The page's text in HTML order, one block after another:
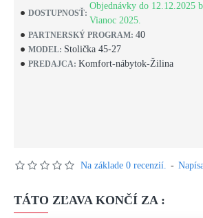
DOSTUPNOSŤ:
Objednávky do 12.12.2025
Vianoc 2025.
PARTNERSKÝ PROGRAM: 40
MODEL: Stolička 45-27
PREDAJCA: Komfort-nábytok-Žilina
Na základe 0 recenzií. -
TÁTO ZĽAVA KONČÍ ZA :